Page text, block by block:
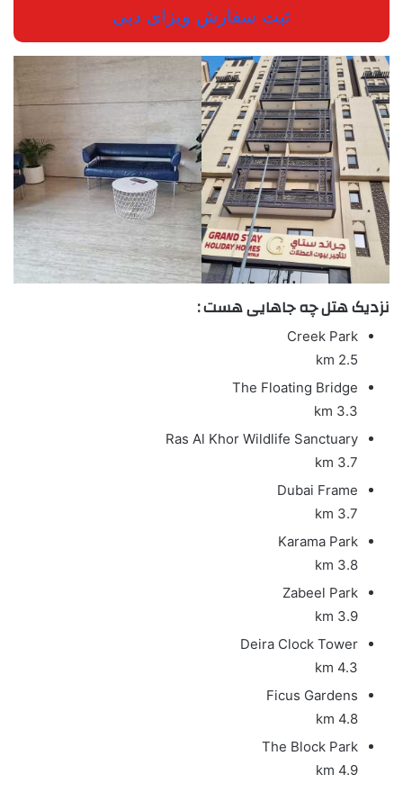
ثبت سفارش ویزای دبی
نزدیک هتل چه جاهایی هست :
Creek Park
2.5 km
The Floating Bridge
3.3 km
Ras Al Khor Wildlife Sanctuary
3.7 km
Dubai Frame
3.7 km
Karama Park
3.8 km
Zabeel Park
3.9 km
Deira Clock Tower
4.3 km
Ficus Gardens
4.8 km
The Block Park
4.9 km